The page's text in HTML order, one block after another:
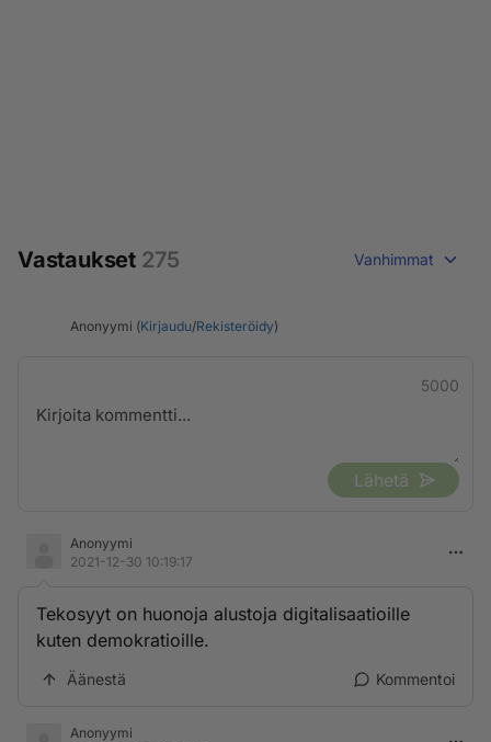
Vastaukset 275 Vanhimmat
Anonyymi (Kirjaudu/Rekisteröidy)
5000
Lähetä
Anonyymi
2021-12-30 10:19:17
Tekosyyt on huonoja alustoja digitalisaatioille
kuten demokratioille.
Äänestä Kommentoi
Anonyymi